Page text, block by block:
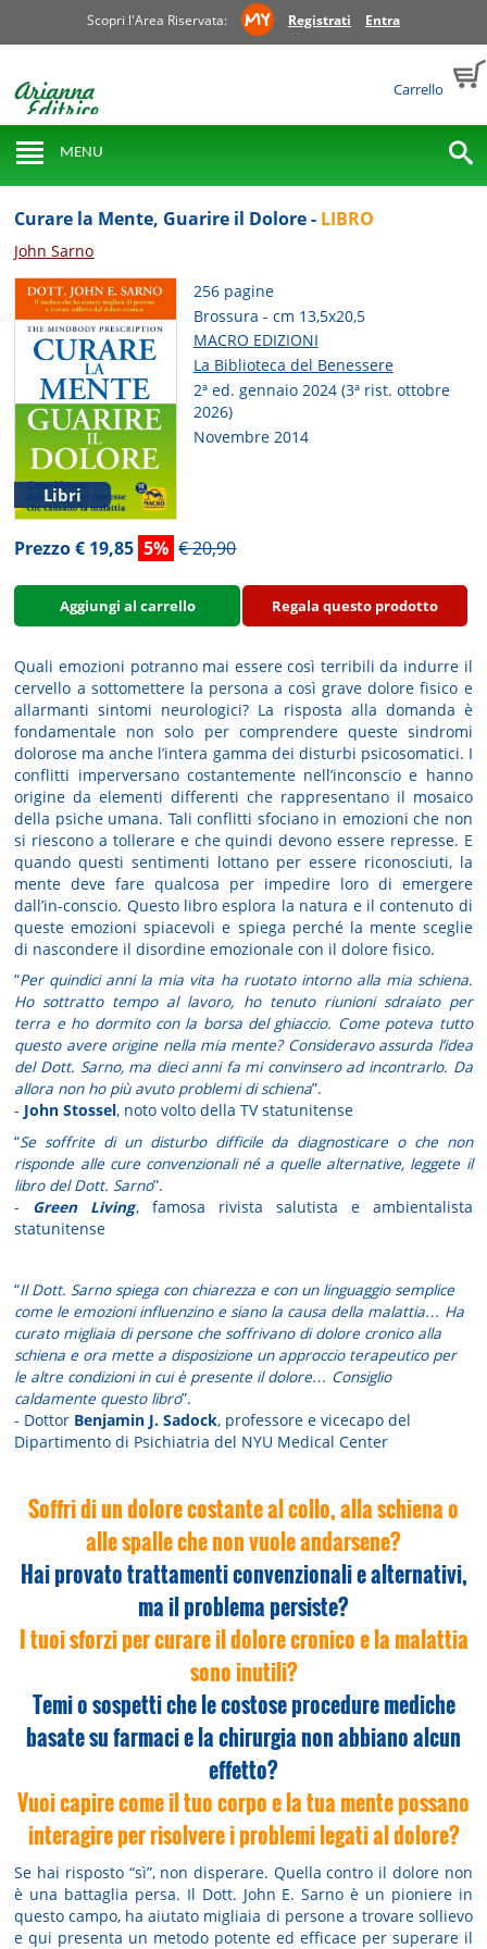
Scopri l'Area Riservata: Registrati Entra
Carrello
MENU
Curare la Mente, Guarire il Dolore - LIBRO
John Sarno
Libri
256 pagine
Brossura - cm 13,5x20,5
MACRO EDIZIONI
La Biblioteca del Benessere
2ª ed. gennaio 2024 (3ª rist. ottobre
2026)
Novembre 2014
Prezzo € 19,85 5% € 20,90
Aggiungi al carrello Regala questo prodotto
Quali emozioni potranno mai essere così terribili da indurre il
cervello a sottomettere la persona a così grave dolore fisico e
allarmanti sintomi neurologici? La risposta alla domanda è
fondamentale non solo per comprendere queste sindromi
dolorose ma anche l’intera gamma dei disturbi psicosomatici. I
conflitti imperversano costantemente nell’inconscio e hanno
origine da elementi differenti che rappresentano il mosaico
della psiche umana. Tali conflitti sfociano in emozioni che non
si riescono a tollerare e che quindi devono essere represse. E
quando questi sentimenti lottano per essere riconosciuti, la
mente deve fare qualcosa per impedire loro di emergere
dall’in-conscio. Questo libro esplora la natura e il contenuto di
queste emozioni spiacevoli e spiega perché la mente sceglie
di nascondere il disordine emozionale con il dolore fisico.
“Per quindici anni la mia vita ha ruotato intorno alla mia schiena.
Ho sottratto tempo al lavoro, ho tenuto riunioni sdraiato per
terra e ho dormito con la borsa del ghiaccio. Come poteva tutto
questo avere origine nella mia mente? Consideravo assurda l’idea
del Dott. Sarno, ma dieci anni fa mi convinsero ad incontrarlo. Da
allora non ho più avuto problemi di schiena”.
- John Stossel, noto volto della TV statunitense
“Se soffrite di un disturbo difficile da diagnosticare o che non
risponde alle cure convenzionali né a quelle alternative, leggete il
libro del Dott. Sarno”.
- Green Living, famosa rivista salutista e ambientalista
statunitense
“Il Dott. Sarno spiega con chiarezza e con un linguaggio semplice
come le emozioni influenzino e siano la causa della malattia… Ha
curato migliaia di persone che soffrivano di dolore cronico alla
schiena e ora mette a disposizione un approccio terapeutico per
le altre condizioni in cui è presente il dolore… Consiglio
caldamente questo libro”.
- Dottor Benjamin J. Sadock, professore e vicecapo del
Dipartimento di Psichiatria del NYU Medical Center
Soffri di un dolore costante al collo, alla schiena o
alle spalle che non vuole andarsene?
Hai provato trattamenti convenzionali e alternativi,
ma il problema persiste?
I tuoi sforzi per curare il dolore cronico e la malattia
sono inutili?
Temi o sospetti che le costose procedure mediche
basate su farmaci e la chirurgia non abbiano alcun
effetto?
Vuoi capire come il tuo corpo e la tua mente possano
interagire per risolvere i problemi legati al dolore?
Se hai risposto “sì”, non disperare. Quella contro il dolore non
è una battaglia persa. Il Dott. John E. Sarno è un pioniere in
questo campo, ha aiutato migliaia di persone a trovare sollievo
e qui presenta un metodo potente ed efficace per superare il